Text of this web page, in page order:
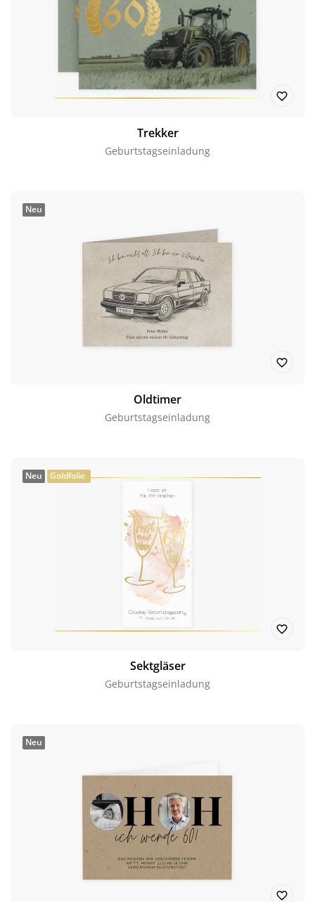
Trekker
Geburtstagseinladung
Neu
Oldtimer
Geburtstagseinladung
Neu Goldfolie
Sektgläser
Geburtstagseinladung
Neu